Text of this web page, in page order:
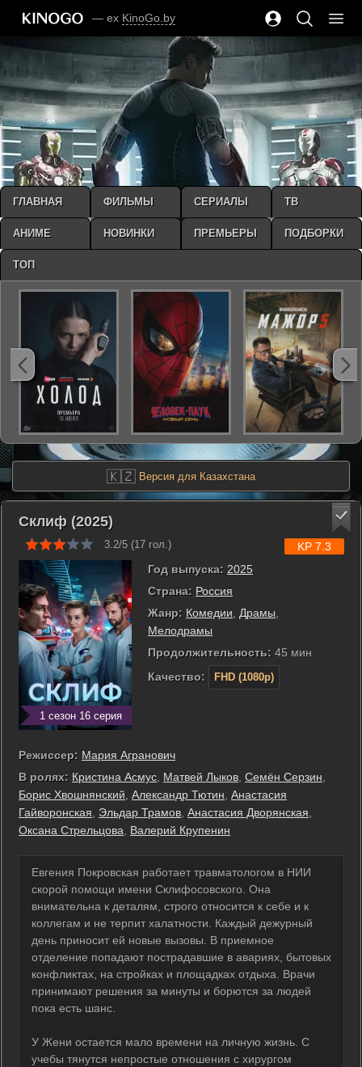
— ex KinoGo.by
🇰🇿 Версия для Казахстана
Склиф (2025)
3.2/5 (17 гол.)
1 сезон 16 серия
Год выпуска: 2025
Страна: Россия
Жанр: Комедии Драмы
Мелодрамы
Продолжительность: 45 мин
Качество:
FHD (1080p)
KP 7.3
Режиссер: Мария Агранович
В ролях: Кристина Асмус Матвей Лыков Семён Серзин
Борис Хвошнянский Александр Тютин Анастасия
Гайворонская
Эльдар Трамов Анастасия Дворянская
Оксана Стрельцова
Валерий Крупенин
Евгения Покровская работает травматологом в НИИ
скорой помощи имени Склифосовского. Она
внимательна к деталям, строго относится к себе и к
коллегам и не терпит халатности. Каждый дежурный
день приносит ей новые вызовы. В приемное
отделение попадают пострадавшие в авариях, бытовых
конфликтах, на стройках и площадках отдыха. Врачи
принимают решения за минуты и борются за людей
пока есть шанс.
У Жени остается мало времени на личную жизнь. С
учебы тянутся непростые отношения с хирургом
ГЛАВНАЯ ФИЛЬМЫ СЕРИАЛЫ ТВ
АНИМЕ НОВИНКИ ПРЕМЬЕРЫ ПОДБОРКИ
ТОП